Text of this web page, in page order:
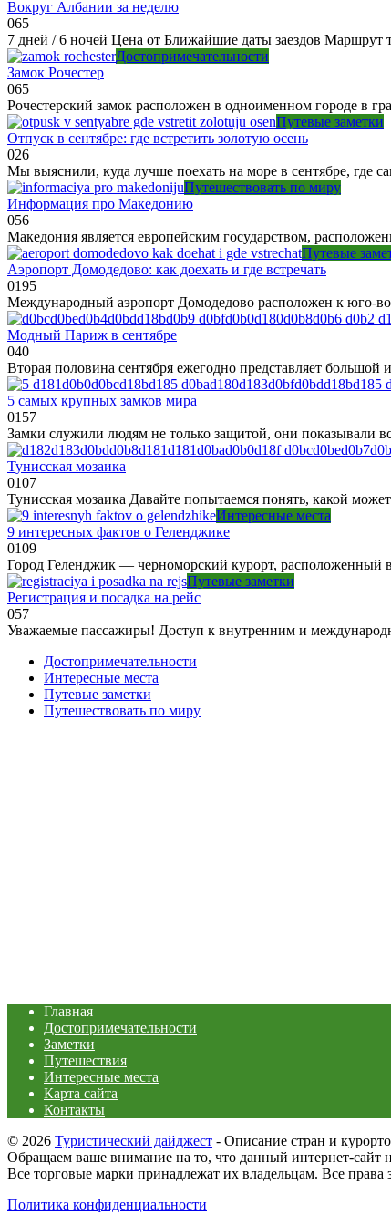
Вокруг Албании за неделю
065
7 дней / 6 ночей Цена от Ближайшие даты заездов
Достопримечательности
Замок Рочестер
065
Рочестерский замок расположен в одноименном городе в
Путевые заметки
Отпуск в сентябре: где встретить золотую осень
026
Мы выяснили, куда лучше поехать на море в сентябре, где
Путешествовать по миру
Информация про Македонию
056
Македония является европейским государством,
Путевые
Аэропорт Домодедово: как доехать и где встречать
0195
Международный аэропорт Домодедово расположен к юго-
Модный Париж в сентябре
040
Вторая половина сентября ежегодно представляет
5 самых крупных замков мира
0157
Замки служили людям не только защитой, они показывали
Тунисская мозаика
0107
Тунисская мозаика Давайте попытаемся понять, какой
Интересные места
9 интересных фактов о Геленджике
0109
Город Геленджик — черноморский курорт, расположенный
Путевые заметки
Регистрация и посадка на рейс
057
Уважаемые пассажиры! Доступ к внутренним и
Достопримечательности
Интересные места
Путевые заметки
Путешествовать по миру
Главная
Достопримечательности
Заметки
Путешествия
Интересные места
Карта сайта
Контакты
© 2026 Туристический дайджест - Описание стран и
Обращаем ваше внимание на то, что данный интернет-сайт
Все торговые марки принадлежат их владельцам. Все
Политика конфиденциальности